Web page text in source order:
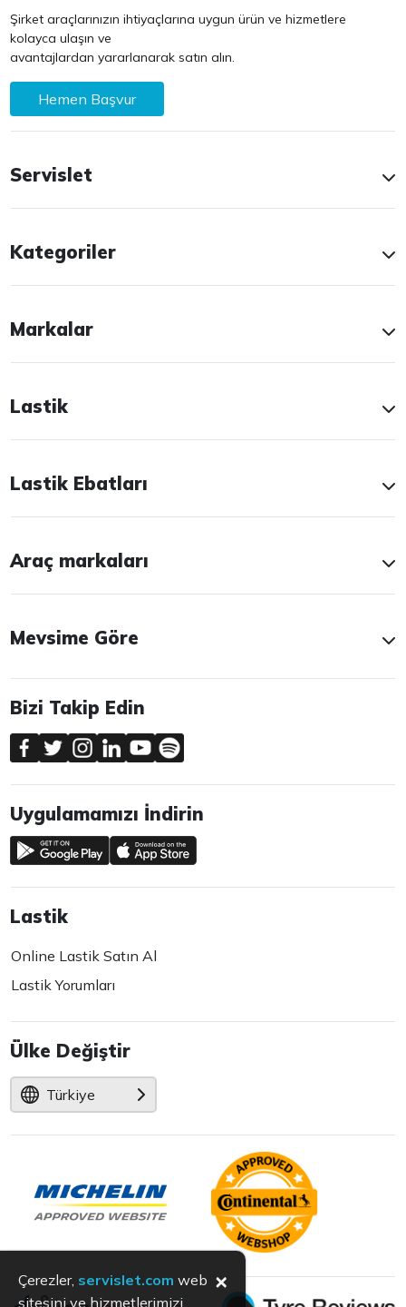
Şirket araçlarınızın ihtiyaçlarına uygun ürün ve hizmetlere
kolayca ulaşın ve
avantajlardan yararlanarak satın alın.
Hemen Başvur
Servislet
Kategoriler
Markalar
Lastik
Lastik Ebatları
Araç markaları
Mevsime Göre
Bizi Takip Edin
Uygulamamızı İndirin
Lastik
Online Lastik Satın Al
Lastik Yorumları
Ülke Değiştir
Türkiye
Çerezler, servislet.com web
sitesini ve hizmetlerimizi
×